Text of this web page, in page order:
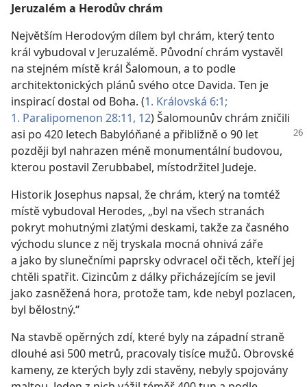
Jeruzalém a Herodův chrám
Největším Herodovým dílem byl chrám, který tento
král vybudoval v Jeruzalémě. Původní chrám vystavěl
na stejném místě král Šalomoun, a to podle
architektonických plánů svého otce Davida. Ten je
inspirací dostal od Boha. (1. Královská 6:1;
1. Paralipomenon 28:11, 12) Šalomounův chrám zničili
asi po 420 letech Babylóňané a přibližně o 90 let
později byl nahrazen méně monumentální budovou,
kterou postavil Zerubbabel, místodržitel Judeje.
Historik Josephus napsal, že chrám, který na tomtéž
místě vybudoval Herodes, „byl na všech stranách
pokryt mohutnými zlatými deskami, takže za časného
východu slunce z něj tryskala mocná ohnivá záře
a jako by slunečními paprsky odvracel oči těch, kteří jej
chtěli spatřit. Cizincům z dálky přicházejícím se jevil
jako zasněžená hora, protože tam, kde nebyl pozlacen,
byl bělostný.“
Na stavbě opěrných zdí, které byly na západní straně
dlouhé asi 500 metrů, pracovaly tisíce mužů. Obrovské
kameny, ze kterých byly zdi stavěny, nebyly spojovány